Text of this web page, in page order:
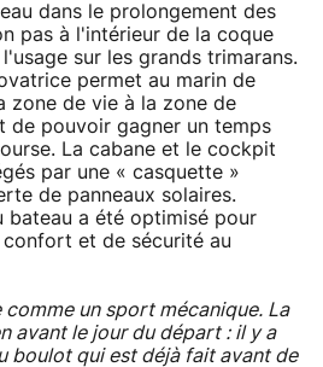
dans le prolongement des
pas à l'intérieur de la coque
sur les grands trimarans.
permet au marin de
zone de vie à la zone de
de pouvoir gagner un temps
La cabane et le cockpit
par une « casquette »
de panneaux solaires.
bateau a été optimisé pour
et de sécurité au
un sport mécanique. La
avant le jour du départ : il y a
boulot qui est déjà fait avant de